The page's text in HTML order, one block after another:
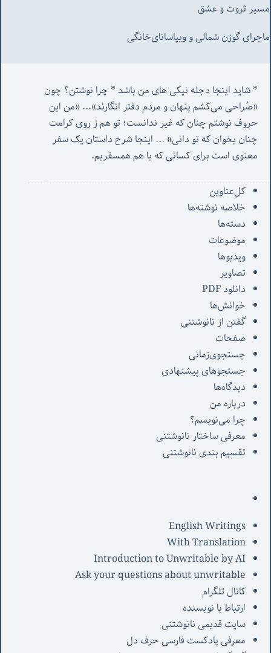
مسیر ثروت و عشق
ماجرای گوزن شمالی و‌ ویپاسانای‌خانگی
«صُراحی می‌کشم پنهان‌ و مردم‌ دفتر انگارند»... «
چنان بخوان که تو دانی» ...
معنوی است برای کسانی که با هم همسفریم.
کل‌ِعناوین
خلاصه نوشته‌ها
دسته‌ها
موضوعات
ویدیوها
تصاویر
دانلود PDF
خوانش‌ها
گفتن از نانوشتنی
صفحات
جستجوی‌زمانی
جستجوهای پیشنهادی
دیدگاه‌ها
درباره من
چرا می‌نویسم؟
معرفی‌ ساختار نانوشتنی
تقسیم بندی نانوشتنی
English Writings
With Translation
Introduction to Unwritable by AI
Ask your questions about unwritable
کانال تلگرام
ارتباط با نویسنده
سایت قدیمی نانوشتنی
معرفی پادکست فارسی حرف دل